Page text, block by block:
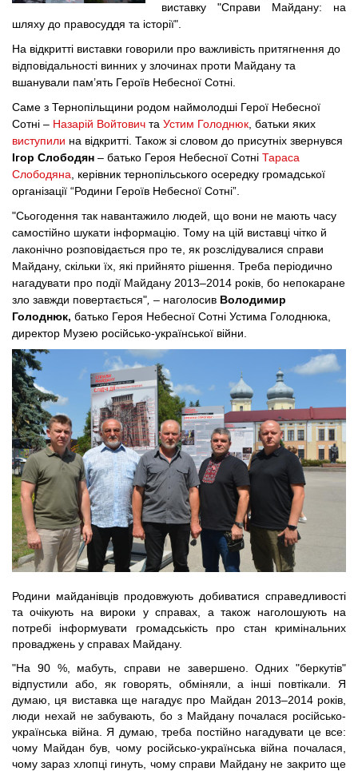
виставку "Справи Майдану: на
шляху до правосуддя та історії".
На відкритті виставки говорили про важливість притягнення до
відповідальності винних у злочинах проти Майдану та
вшанували пам’ять Героїв Небесної Сотні.
Саме з Тернопільщини родом наймолодші Герої Небесної
Сотні – Назарій Войтович та Устим Голоднюк
виступили
Ігор Слободян – батько Героя Небесної Сотні Тараса
Слободяна , керівник тернопільського осередку громадської
організації “Родини Героїв Небесної Сотні”.
"Сьогодення так навантажило людей, що вони не мають часу
самостійно шукати інформацію. Тому на цій виставці чітко й
лаконічно розповідається про те, як розслідувалися справи
Майдану, скільки їх, які прийнято рішення. Треба періодично
нагадувати про події Майдану 2013–2014 років, бо непокаране
зло завжди повертається" – наголосив Володимир
Голоднюк, батько Героя Небесної Сотні Устима Голоднюка,
директор Музею російсько-української війни.
Родини майданівців продовжують добиватися справедливості
та очікують на вироки у справах, а також наголошують на
потребі інформувати громадськість про стан кримінальних
проваджень у справах Майдану.
"На 90 %, мабуть, справи не завершено. Одних "беркутів"
відпустили або, як говорять, обміняли, а інші повтікали. Я
думаю, ця виставка ще нагадує про Майдан 2013–2014 років,
люди нехай не забувають, бо з Майдану почалася російсько-
українська війна. Я думаю, треба постійно нагадувати це все:
чому Майдан був, чому російсько-українська війна почалася,
чому зараз хлопці гинуть, чому справи Майдану не закрито ще